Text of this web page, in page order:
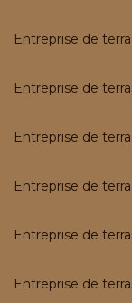
Entreprise de
Entreprise de
Entreprise de
Entreprise de
Entreprise de
Entreprise de